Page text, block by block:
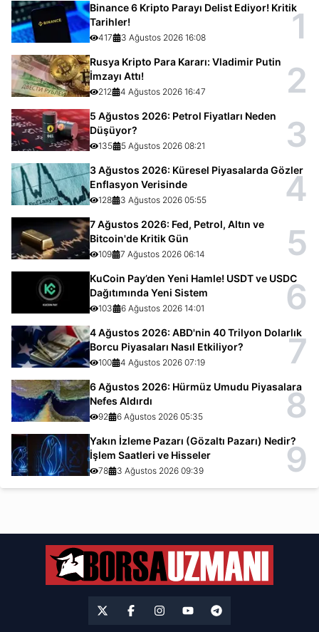
Binance 6 Kripto Parayı Delist Ediyor! Kritik
Tarihler!
417 3 Ağustos 2026 16:08 1
Rusya Kripto Para Kararı: Vladimir Putin
İmzayı Attı!
212 4 Ağustos 2026 16:47 2
5 Ağustos 2026: Petrol Fiyatları Neden
Düşüyor?
135 5 Ağustos 2026 08:21 3
3 Ağustos 2026: Küresel Piyasalarda Gözler
Enflasyon Verisinde
128 3 Ağustos 2026 05:55 4
7 Ağustos 2026: Fed, Petrol, Altın ve
Bitcoin'de Kritik Gün
109 7 Ağustos 2026 06:14 5
KuCoin Pay’den Yeni Hamle! USDT ve USDC
Dağıtımında Yeni Sistem
103 6 Ağustos 2026 14:01 6
4 Ağustos 2026: ABD'nin 40 Trilyon Dolarlık
Borcu Piyasaları Nasıl Etkiliyor?
100 4 Ağustos 2026 07:19 7
6 Ağustos 2026: Hürmüz Umudu Piyasalara
Nefes Aldırdı
92 6 Ağustos 2026 05:35 8
Yakın İzleme Pazarı (Gözaltı Pazarı) Nedir?
İşlem Saatleri ve Hisseler
78 3 Ağustos 2026 09:39 9